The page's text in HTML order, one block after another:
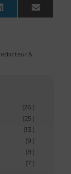
(26 )
(25 )
(13 )
(9 )
(8 )
(7 )
LinkedIn Email
&